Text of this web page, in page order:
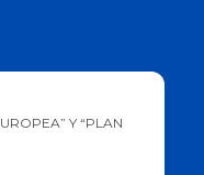
Y “PLAN